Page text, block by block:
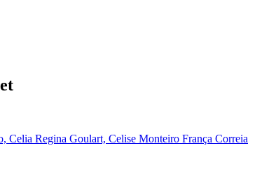
Celia Regina Goulart, Celise Monteiro França Correia